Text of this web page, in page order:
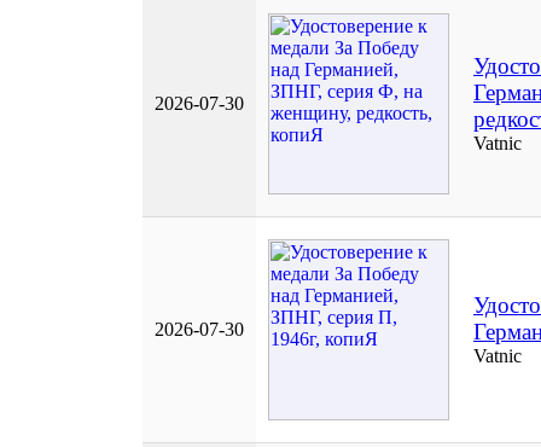
2026-07-30
Vatnic
2026-07-30
Vatnic